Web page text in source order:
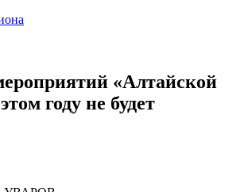
«Алтайской
году не будет